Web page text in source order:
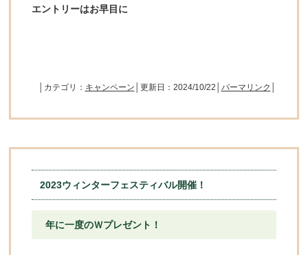
エントリーはお早目に
│カテゴリ： キャンペーン │更新日：2024/10/22│ パーマリンク
2023ウィンターフェスティバル開催！
年に一度のＷプレゼント！